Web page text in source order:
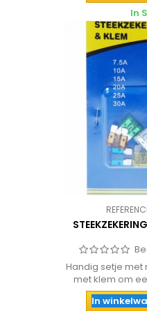
In
Handig setje met
met klem om
In